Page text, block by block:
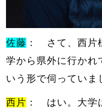
佐藤 ： さて、西片
学から県外に行かれ
いう形で伺っていま
西片 ： はい。大学